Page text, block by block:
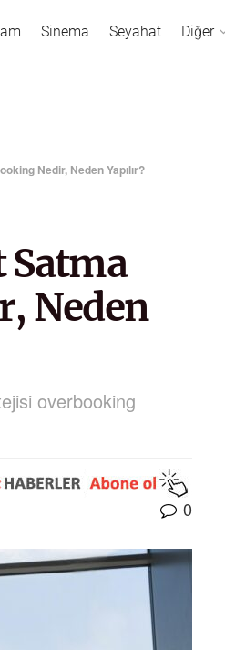
Sinema Seyahat Diğer
Nedir, Neden Yapılır?
Satma
Neden
overbooking
0